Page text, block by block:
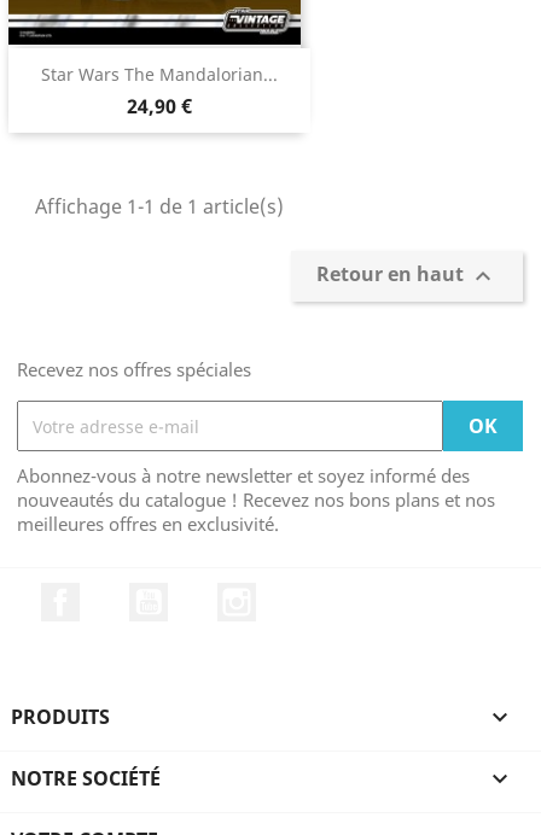
Star Wars The Mandalorian...
24,90 €
Affichage 1-1 de 1 article(s)
Retour en haut 
Recevez nos offres spéciales
Abonnez-vous à notre newsletter et soyez informé des
nouveautés du catalogue ! Recevez nos bons plans et nos
meilleures offres en exclusivité.
PRODUITS 
NOTRE SOCIÉTÉ 